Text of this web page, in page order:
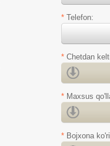
* Telefon:
* Chetdan
* Maxsus
* Bojxona